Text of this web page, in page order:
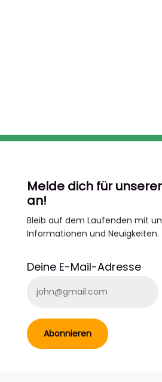
Melde dich für
an!
Bleib auf dem Laufenden mit
Informationen und Neuigkeiten.
Deine E-Mail-Adresse
Abonnieren